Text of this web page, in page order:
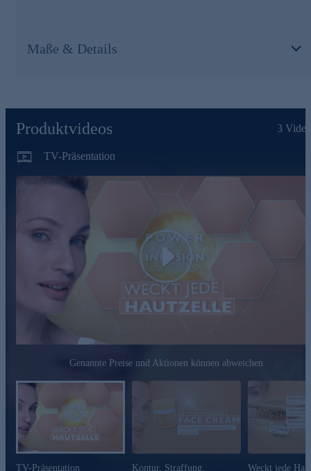
Die Hauptinhaltsstoffe und Ihre Wirkung
Liftyl™
• kann das Feuchtigkeitslevel der Haut steigern
• kann die die allgemeine Kollagenfaserbildung unterstützen
• die Haut wirkt merklich gestrafft
Verwöhnen Sie Ihre Haut mit dieser Gesichtscreme - jetzt
online bestellen.
Maße & Details
Produktvideos 3
TV-Präsentation
Play
Genannte Preise und Aktionen können abweichen
TV-Präsentation Kontur. Straffung. Weckt jede